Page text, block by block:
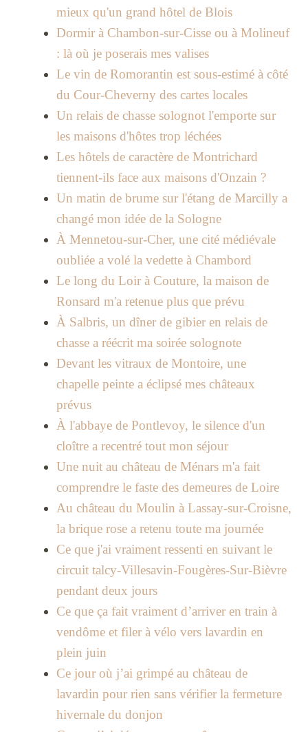
mieux qu'un grand hôtel de Blois
Dormir à Chambon-sur-Cisse ou à Molineuf
: là où je poserais mes valises
Le vin de Romorantin est sous-estimé à côté
du Cour-Cheverny des cartes locales
Un relais de chasse solognot l'emporte sur
les maisons d'hôtes trop léchées
Les hôtels de caractère de Montrichard
tiennent-ils face aux maisons d'Onzain ?
Un matin de brume sur l'étang de Marcilly a
changé mon idée de la Sologne
À Mennetou-sur-Cher, une cité médiévale
oubliée a volé la vedette à Chambord
Le long du Loir à Couture, la maison de
Ronsard m'a retenue plus que prévu
À Salbris, un dîner de gibier en relais de
chasse a réécrit ma soirée solognote
Devant les vitraux de Montoire, une
chapelle peinte a éclipsé mes châteaux
prévus
À l'abbaye de Pontlevoy, le silence d'un
cloître a recentré tout mon séjour
Une nuit au château de Ménars m'a fait
comprendre le faste des demeures de Loire
Au château du Moulin à Lassay-sur-Croisne,
la brique rose a retenu toute ma journée
Ce que j'ai vraiment ressenti en suivant le
circuit talcy-Villesavin-Fougères-Sur-Bièvre
pendant deux jours
Ce que ça fait vraiment d’arriver en train à
vendôme et filer à vélo vers lavardin en
plein juin
Ce jour où j’ai grimpé au château de
lavardin pour rien sans vérifier la fermeture
hivernale du donjon